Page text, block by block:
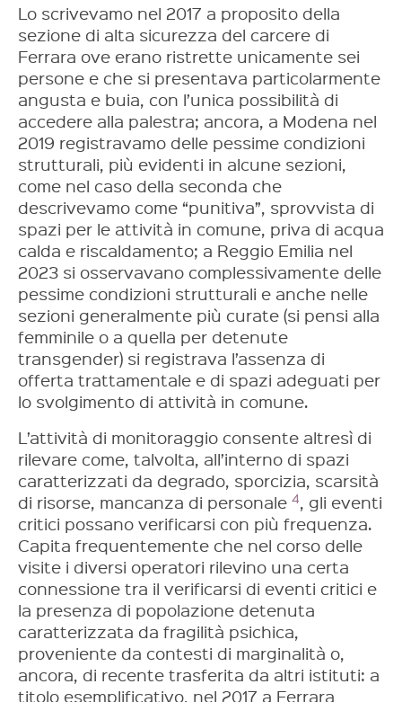
Lo scrivevamo nel 2017 a proposito della
sezione di alta sicurezza del carcere di
Ferrara ove erano ristrette unicamente sei
persone e che si presentava particolarmente
angusta e buia, con l’unica possibilità di
accedere alla palestra; ancora, a Modena nel
2019 registravamo delle pessime condizioni
strutturali, più evidenti in alcune sezioni,
come nel caso della seconda che
descrivevamo come “punitiva”, sprovvista di
spazi per le attività in comune, priva di acqua
calda e riscaldamento; a Reggio Emilia nel
2023 si osservavano complessivamente delle
pessime condizioni strutturali e anche nelle
sezioni generalmente più curate (si pensi alla
femminile o a quella per detenute
transgender) si registrava l’assenza di
offerta trattamentale e di spazi adeguati per
lo svolgimento di attività in comune.
L’attività di monitoraggio consente altresì di
rilevare come, talvolta, all’interno di spazi
caratterizzati da degrado, sporcizia, scarsità
di risorse, mancanza di personale 4, gli eventi
critici possano verificarsi con più frequenza.
Capita frequentemente che nel corso delle
visite i diversi operatori rilevino una certa
connessione tra il verificarsi di eventi critici e
la presenza di popolazione detenuta
caratterizzata da fragilità psichica,
proveniente da contesti di marginalità o,
ancora, di recente trasferita da altri istituti: a
titolo esemplificativo, nel 2017 a Ferrara